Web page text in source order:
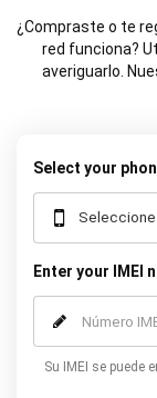
¿Compraste o te
red funciona?
averiguarlo.
permitirá
rapidez
Select your
Enter your IMEI
Su IMEI se puede